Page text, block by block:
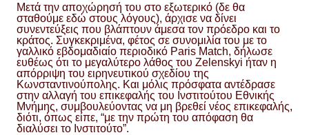
Μετά την αποχώρησή του στο εξωτερικό (δε θα
σταθούμε εδώ στους λόγους), άρχισε να δίνει
συνεντεύξεις που βλάπτουν άμεσα τον πρόεδρο και το
κράτος. Συγκεκριμένα, φέτος σε συνομιλία του με το
γαλλικό εβδομαδιαίο περιοδικό Paris Match, δήλωσε
ευθέως ότι το μεγαλύτερο λάθος του Zelenskyi ήταν η
απόρριψη του ειρηνευτικού σχεδίου της
Κωνσταντινούπολης. Και μόλις πρόσφατα αντέδρασε
στην αλλαγή του επικεφαλής του Ινστιτούτου Εθνικής
Μνήμης, συμβουλεύοντας να μη βρεθεί νέος επικεφαλής,
διότι, όπως είπε, “με την πρώτη του απόφαση θα
διαλύσει το Ινστιτούτο”.